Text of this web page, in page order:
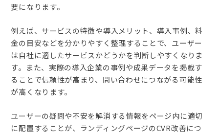
要になります。
例えば、サービスの特徴や導入メリット、導入事例、料
金の目安などを分かりやすく整理することで、ユーザー
は自社に適したサービスかどうかを判断しやすくなりま
す。また、実際の導入企業の事例や成果データを掲載す
ることで信頼性が高まり、問い合わせにつながる可能性
が高くなります。
ユーザーの疑問や不安を解消する情報をページ内に適切
に配置することが、ランディングページのCVR改善につ